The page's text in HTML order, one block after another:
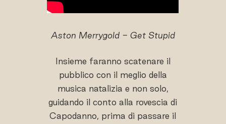
Aston Merrygold - Get Stupid
Insieme faranno scatenare il
pubblico con il meglio della
musica natalizia e non solo,
guidando il conto alla rovescia di
Capodanno, prima di passare il